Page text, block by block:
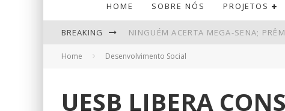
HOME SOBRE NÓS PROJETOS
BREAKING NINGUÉM ACERTA MEGA-SENA;
PIX AMPLIA PARTICIPAÇÃO NOS
RETIRADAS DA POUPANÇA
Home Desenvolvimento Social
UESB LIBERA